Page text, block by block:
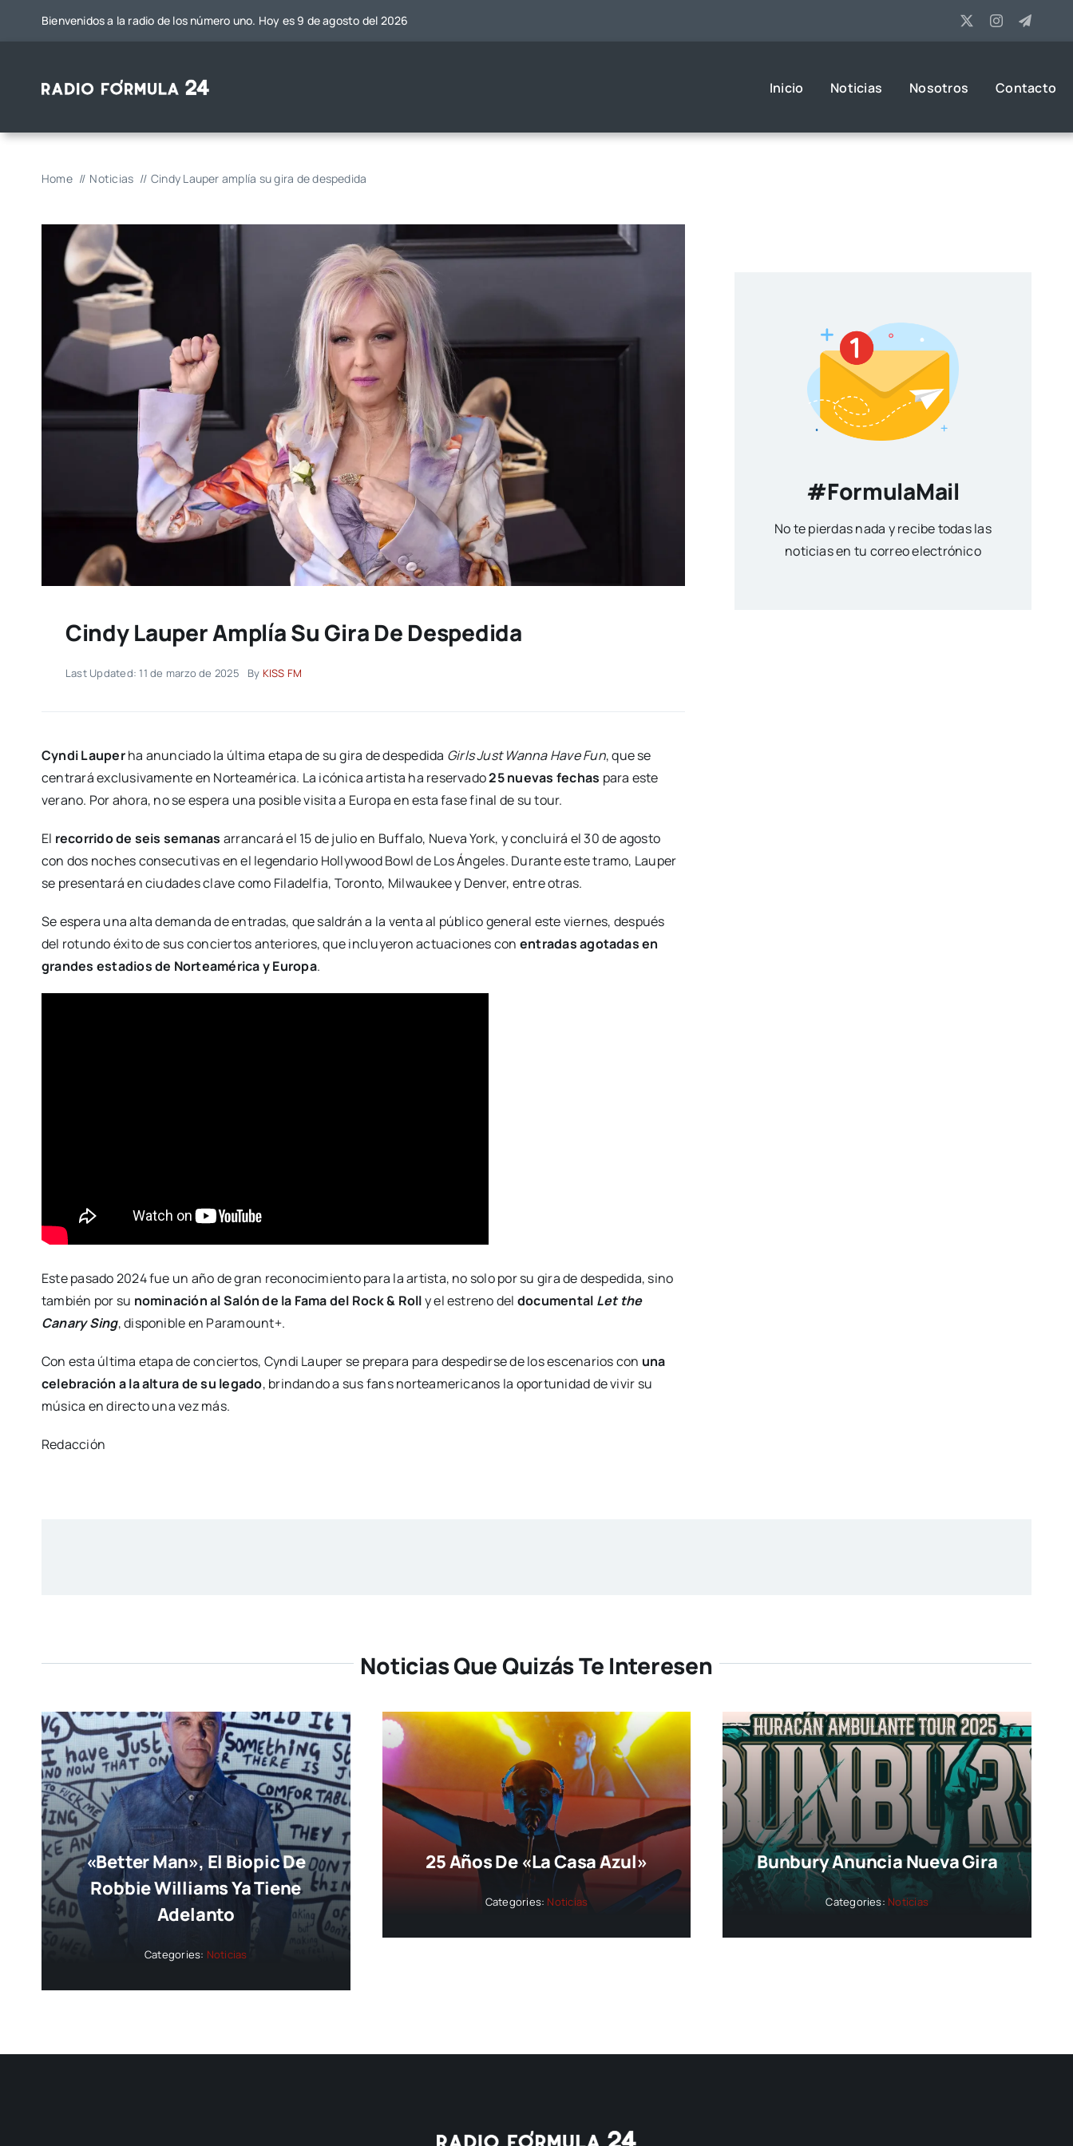
Bienvenidos a la radio de los número uno. Hoy es 9 de agosto del 2026
Inicio Noticias Nosotros Contacto
Home Noticias Cindy Lauper amplía su gira de despedida
Cindy Lauper Amplía Su Gira De Despedida
Last Updated: 11 de marzo de 2025 By KISS FM
Cyndi Lauperha anunciado la última etapa de su gira de despedida Girls Just Wanna Have Fun, que se
centrará exclusivamente en Norteamérica. La icónica artista ha reservado25 nuevas fechas para este
verano. Por ahora, no se espera una posible visita a Europa en esta fase final de su tour.
El recorrido de seis semanas arrancará el 15 de julio en Buffalo, Nueva York, y concluirá el 30 de agosto
con dos noches consecutivas en el legendario Hollywood Bowl de Los Ángeles. Durante este tramo, Lauper
se presentará en ciudades clave como Filadelfia, Toronto, Milwaukee y Denver, entre otras.
Se espera una alta demanda de entradas, que saldrán a la venta al público general este viernes, después
del rotundo éxito de sus conciertos anteriores, que incluyeron actuaciones con entradas agotadas en
grandes estadios de Norteamérica y Europa.
Este pasado 2024 fue un año de gran reconocimiento para la artista, no solo por su gira de despedida, sino
también por su nominación al Salón de la Fama del Rock & Rolly el estreno del documental Let the
Canary Sing, disponible en Paramount+.
Con esta última etapa de conciertos, Cyndi Lauper se prepara para despedirse de los escenarios con una
celebración a la altura de su legado, brindando a sus fans norteamericanos la oportunidad de vivir su
música en directo una vez más.
Redacción
#FormulaMail
No te pierdas nada y recibe todas las
noticias en tu correo electrónico
Noticias Que Quizás Te Interesen
«Better Man», El Biopic De
Robbie Williams Ya Tiene
Adelanto
Categories: Noticias
25 Años De «La Casa Azul»
Categories: Noticias
Bunbury Anuncia Nueva Gira
Categories: Noticias